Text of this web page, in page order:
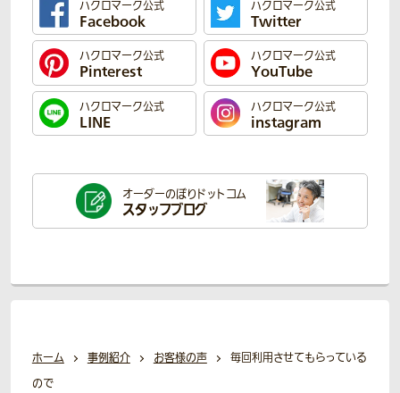
ハクロマーク公式
Facebook
ハクロマーク公式
Twitter
ハクロマーク公式
Pinterest
ハクロマーク公式
YouTube
ハクロマーク公式
LINE
ハクロマーク公式
instagram
オーダーのぼりドットコム
スタッフブログ
ホーム 事例紹介 お客様の声
毎回利用させてもらっている
ので